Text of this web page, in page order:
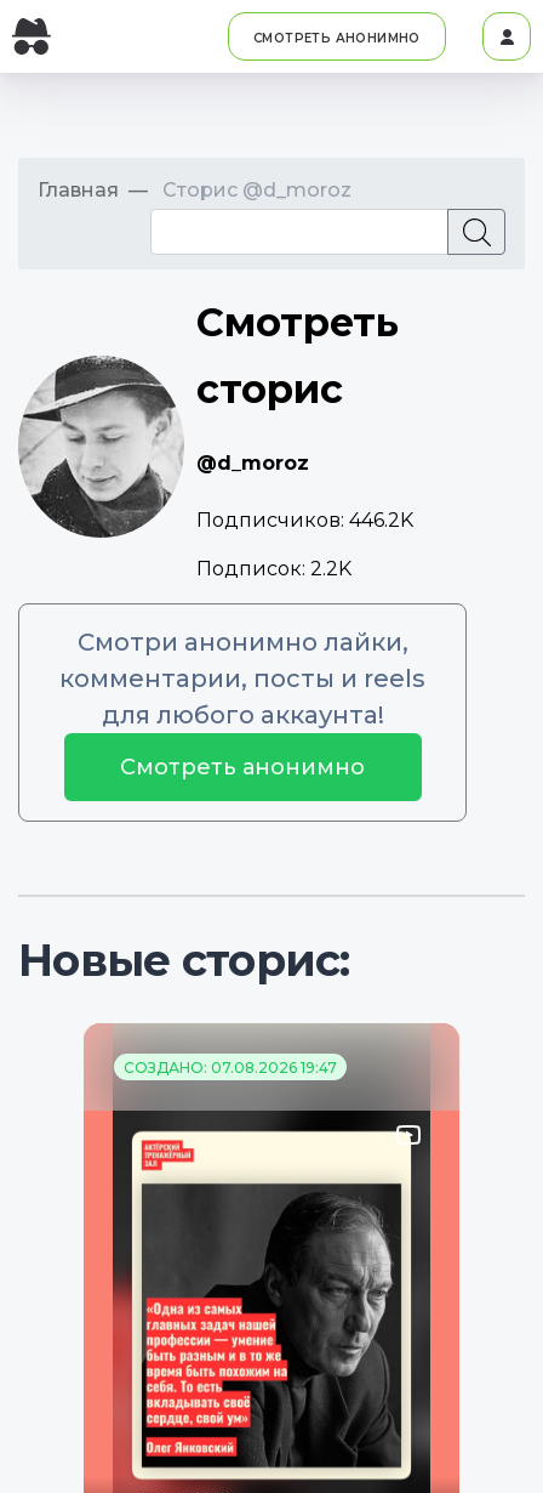
СМОТРЕТЬ АНОНИМНО
Главная Сторис @d_moroz
Смотреть
сторис
@d_moroz
Подписчиков: 446.2K
Подписок: 2.2K
Смотри анонимно лайки,
комментарии, посты и reels
для любого аккаунта!
Смотреть анонимно
Новые сторис:
СОЗДАНО: 07.08.2026 19:47